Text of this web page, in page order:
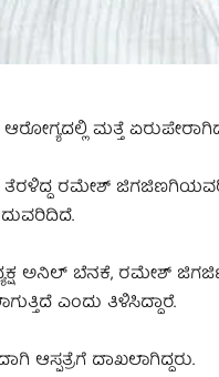
ಮತ್ತೆ
ರಮೇಶ್
ಅನಿಲ್ ಬೆನಕೆ, ರಮೇಶ್
ಎಂದು ತಿಳಿಸಿದ್ದಾರೆ.
ದಾಖಲಾಗಿದ್ದರು.